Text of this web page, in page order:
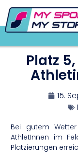
Platz
15.
Bei gutem
AthletInnen im
Platzierungen